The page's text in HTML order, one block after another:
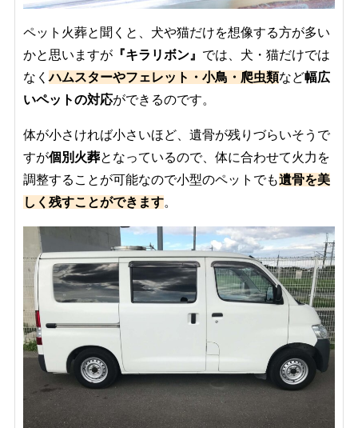
ペット火葬と聞くと、犬や猫だけを想像する方が多い
かと思いますが『キラリボン』 では、犬・猫だけでは
なくハムスターやフェレット・小鳥・ 爬虫類など幅広
いペットの対応ができるのです。
体が小さければ小さいほど、遺骨が残りづらいそうで
すが個別火葬となっているので、体に合わせて火力を
調整することが可能なので小型のペットでも遺骨を美
しく残すことができます。